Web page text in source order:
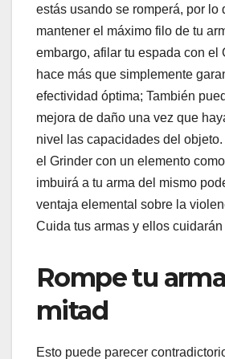
estás usando se romperá, por lo
mantener el máximo filo de tu
embargo, afilar tu espada con el
hace más que simplemente
efectividad óptima; También
mejora de daño una vez que
nivel las capacidades del
el Grinder con un elemento
imbuirá a tu arma del mismo
ventaja elemental sobre la
Cuida tus armas y ellos cuidarán
Rompe tu
mitad
Esto puede parecer